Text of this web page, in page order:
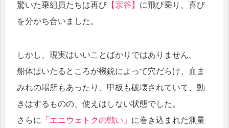
驚いた乗組員たちは再び 【宗谷】 に飛び乗り、喜び
を分かち合いました。
しかし、現実はいいことばかりではありません。
船体はいたるところが機銃によって穴だらけ、血ま
みれの場所もあったり、甲板も破壊されていて、動
きはするものの、使えはしない状態でした。
さらに
「エニウェトクの戦い」 に巻き込まれた測量